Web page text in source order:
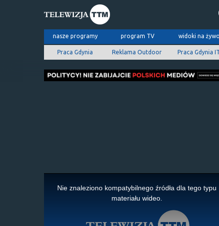
nasze programy program TV widoki na
Praca Gdynia Reklama Outdoor Praca Gdynia
Nie znaleziono kompatybilnego źródła dla tego typu
materiału wideo.